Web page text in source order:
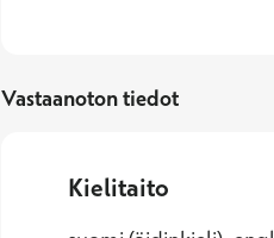
Vastaanoton tiedot
Kielitaito